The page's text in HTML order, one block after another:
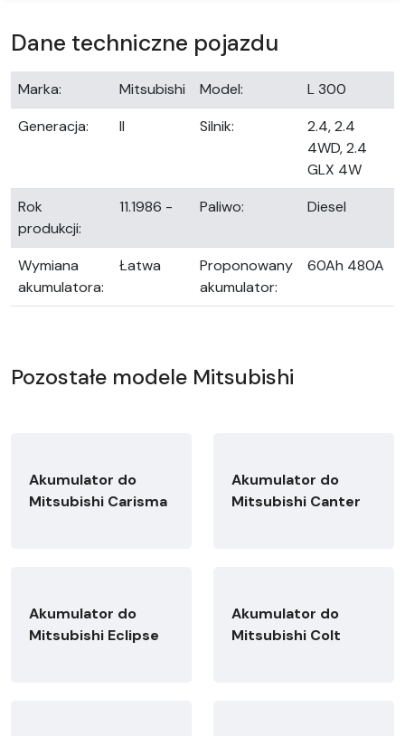
Dane techniczne pojazdu
Marka: Mitsubishi Model:
L 300
Generacja:
II Silnik:
2.4, 2.4
4WD, 2.4
GLX 4W
Rok
produkcji:
11.1986 - Paliwo: Diesel
Wymiana
akumulatora:
Łatwa
Proponowany
akumulator:
60Ah 480A
Pozostałe modele Mitsubishi
Akumulator do
Mitsubishi Carisma
Akumulator do
Mitsubishi Canter
Akumulator do
Mitsubishi Eclipse
Akumulator do
Mitsubishi Colt